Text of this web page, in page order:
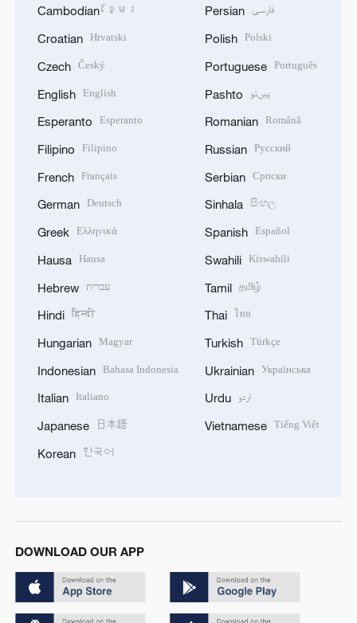
Cambodian ខ្មែរ
Croatian Hrvatski
Czech Český
English English
Esperanto Esperanto
Filipino Filipino
French Français
German Deutsch
Greek Ελληνικά
Hausa Hausa
Hebrew עברית
Hindi हिन्दी
Hungarian Magyar
Indonesian Bahasa Indonesia
Italian Italiano
Japanese 日本語
Korean 한국어
Persian فارسی
Polish Polski
Portuguese Português
Pashto پښتو
Romanian Română
Russian Русский
Serbian Српски
Sinhala සිංහල
Spanish Español
Swahili Kiswahili
Tamil தமிழ்
Thai ไทย
Turkish Türkçe
Ukrainian Українська
Urdu اردو
Vietnamese Tiếng Việt
DOWNLOAD OUR APP